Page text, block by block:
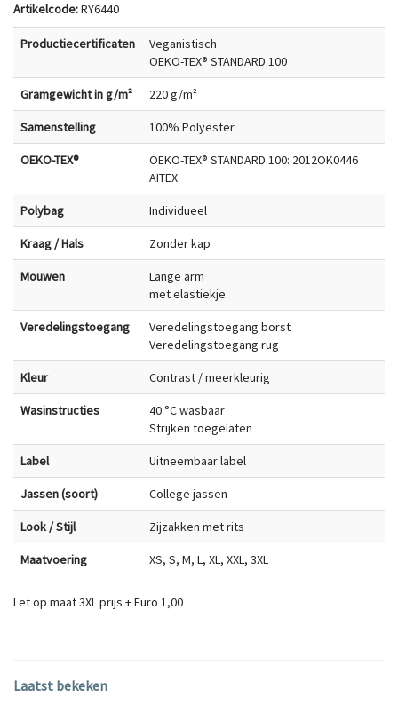
Artikelcode:RY6440
Productiecertificaten
Veganistisch
OEKO-TEX® STANDARD 100
Gramgewicht in g/m² 220 g/m²
Samenstelling 100% Polyester
OEKO-TEX®
OEKO-TEX® STANDARD 100: 2012OK0446
AITEX
Polybag Individueel
Kraag / Hals Zonder kap
Mouwen
Lange arm
met elastiekje
Veredelingstoegang
Veredelingstoegang borst
Veredelingstoegang rug
Kleur Contrast / meerkleurig
Wasinstructies
40 °C wasbaar
Strijken toegelaten
Label Uitneembaar label
Jassen (soort) College jassen
Look / Stijl Zijzakken met rits
Maatvoering XS, S, M, L, XL, XXL, 3XL
Let op maat 3XL prijs + Euro 1,00
Laatst bekeken